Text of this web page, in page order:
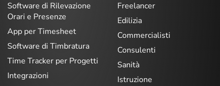
Software di Rilevazione
Orari e Presenze
App per Timesheet
Software di Timbratura
Time Tracker per Progetti
Integrazioni
Freelancer
Edilizia
Commercialisti
Consulenti
Sanità
Istruzione